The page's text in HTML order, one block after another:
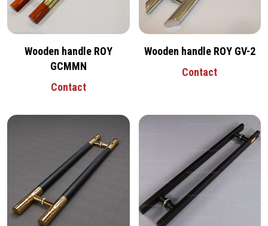
Wooden handle ROY
GCMMN
Contact
Wooden handle ROY GV-2
Contact